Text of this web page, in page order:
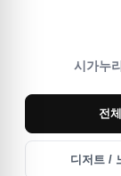
시가누
전체
디저트 /